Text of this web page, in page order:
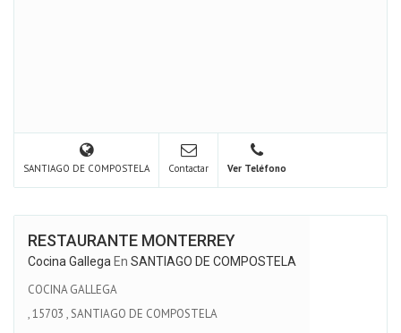
SANTIAGO DE COMPOSTELA Contactar Ver Teléfono
RESTAURANTE MONTERREY
Cocina Gallega En SANTIAGO DE COMPOSTELA
COCINA GALLEGA
,15703 ,SANTIAGO DE COMPOSTELA